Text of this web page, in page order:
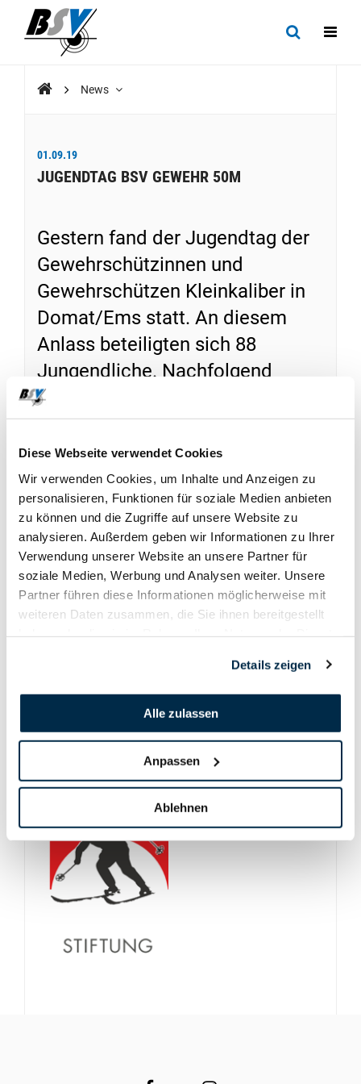
Diese Webseite verwendet Cookies
Wir verwenden Cookies, um Inhalte und Anzeigen zu
personalisieren, Funktionen für soziale Medien anbieten
zu können und die Zugriffe auf unsere Website zu
analysieren. Außerdem geben wir Informationen zu Ihrer
Verwendung unserer Website an unsere Partner für
soziale Medien, Werbung und Analysen weiter. Unsere
Partner führen diese Informationen möglicherweise mit
weiteren Daten zusammen, die Sie ihnen bereitgestellt
Details zeigen
Alle zulassen
Anpassen
Ablehnen
News
01.09.19
JUGENDTAG BSV GEWEHR 50M
Gestern fand der Jugendtag der
Gewehrschützinnen und
Gewehrschützen Kleinkaliber in
Domat/Ems statt. An diesem
Anlass beteiligten sich 88
Jungendliche. Nachfolgend
finden Sie die Rangliste.
DOWNLOADS
Rangliste